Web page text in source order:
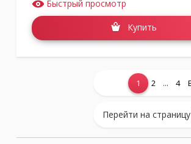
Быстрый просмотр
Купить
Показать еще...
1 2 ... 4
Перейти на страницу